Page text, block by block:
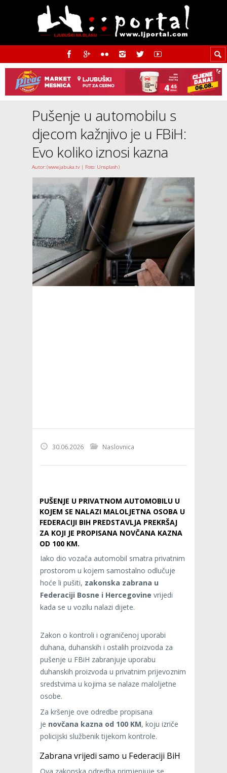
Pušenje u automobilu s
djecom kažnjivo je u FBiH:
Evo koliko iznosi kazna
Autor: (www.jabuka.tv | Foto: Unsplash)
30.06.2026 Naslovnica
PUŠENJE U PRIVATNOM AUTOMOBILU U
KOJEM SE NALAZI MALOLJETNA OSOBA U
FEDERACIJI BIH PREDSTAVLJA PREKRŠAJ
ZA KOJI JE PROPISANA NOVČANA KAZNA
OD 100 KM.
Iako dio vozača automobil smatra privatnim
prostorom u kojem samostalno odlučuje
hoće li pušiti, zakonska zabrana u
Federaciji Bosne i Hercegovine vrijedi
kada se u vozilu nalazi dijete.
Zakon o kontroli i ograničenoj uporabi
duhana, duhanskih i ostalih proizvoda za
pušenje u FBiH zabranjuje uporabu
duhanskih proizvoda u privatnim prijevoznim
sredstvima u kojima se nalaze maloljetne
osobe.
Za kršenje ove odredbe propisana
je novčana kazna od 100 KM, koju izriče
policijski službenik tijekom kontrole.
Zabrana vrijedi samo u Federaciji BiH